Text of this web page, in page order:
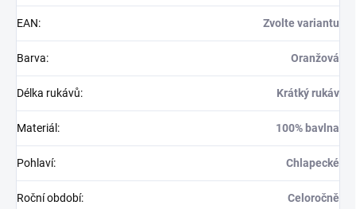
EAN: Zvolte variantu
Barva: Oranžová
Délka rukávů: Krátký rukáv
Materiál : 100% bavlna
Pohlaví: Chlapecké
Roční období: Celoročně